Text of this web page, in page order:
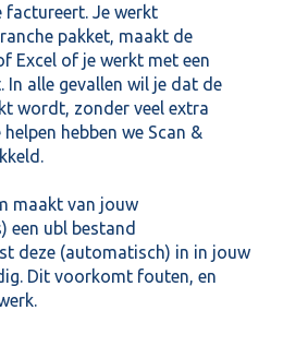
factureert. Je werkt
pakket, maakt de
Excel of je werkt met een
alle gevallen wil je dat de
wordt, zonder veel extra
hebben we Scan &
maakt van jouw
een ubl bestand
deze (automatisch) in in jouw
Dit voorkomt fouten, en